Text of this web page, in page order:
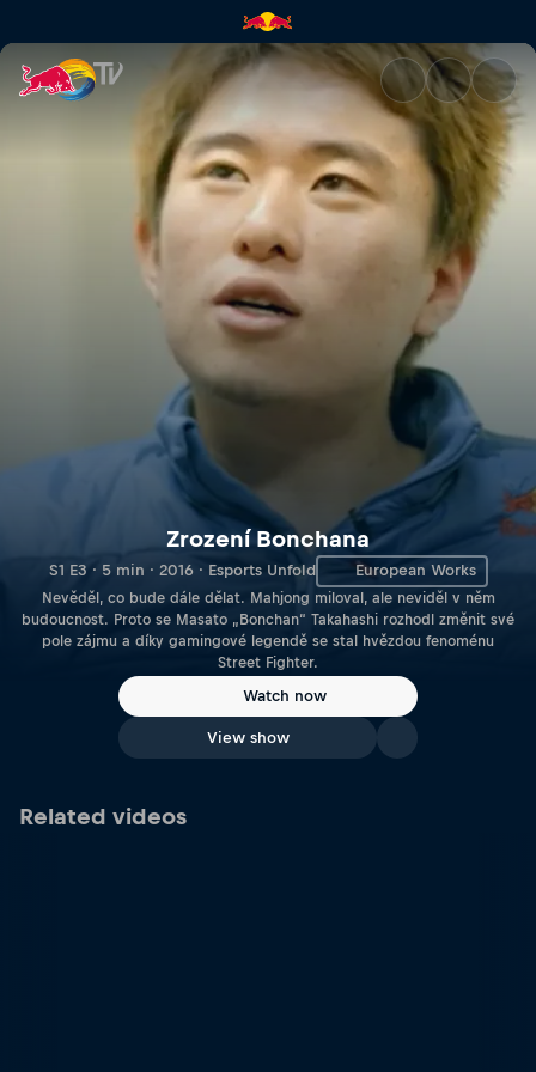
Zrození Bonchana | Red Bull
Zrození Bonchana
S1 E3 · 5 min · 2016 · Esports Unfold European Works
Nevěděl, co bude dále dělat. Mahjong miloval, ale neviděl v něm
budoucnost. Proto se Masato „Bonchan“ Takahashi rozhodl změnit své
pole zájmu a díky gamingové legendě se stal hvězdou fenoménu
Street Fighter.
Watch now
View show
Related videos